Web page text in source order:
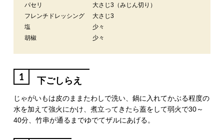
パセリ
大さじ3（みじん切り）
フレンチドレッシング
大さじ3
塩
少々
胡椒
少々
1 下ごしらえ
じゃがいもは皮のままたわしで洗い、鍋に入れてかぶる程度の
水を加えて強火にかけ、煮立ってきたら蓋をして弱火で30～
40分、竹串が通るまでゆでてザルにあげる。